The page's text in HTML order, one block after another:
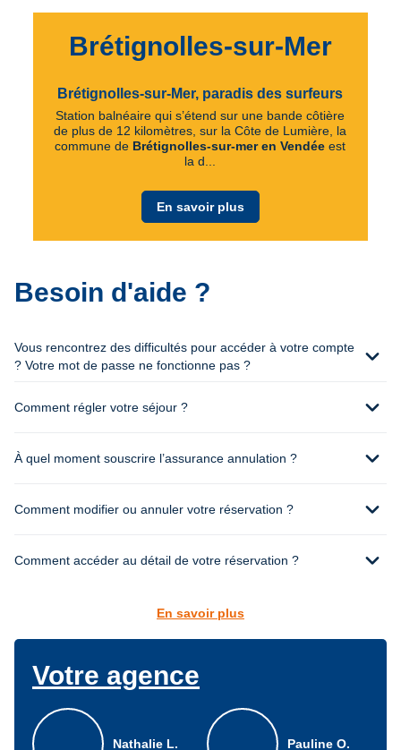
Brétignolles-sur-Mer
Brétignolles-sur-Mer, paradis des surfeurs
Station balnéaire qui s’étend sur une bande côtière
de plus de 12 kilomètres, sur la Côte de Lumière, la
commune de Brétignolles-sur-mer en Vendée est
la d...
En savoir plus
Besoin d'aide ?
Vous rencontrez des difficultés pour accéder à votre compte
? Votre mot de passe ne fonctionne pas ?
expand_more
Comment régler votre séjour ? expand_more
À quel moment souscrire l’assurance annulation ? expand_more
Comment modifier ou annuler votre réservation ? expand_more
Comment accéder au détail de votre réservation ? expand_more
En savoir plus
Votre agence
Nathalie L. Pauline O.